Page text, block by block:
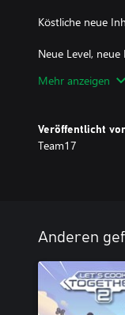
Köstliche neue
Neue Level,
Mehrere Modi!
neu in All You
weniger hektisch
Overcooked! All
können! Die
Leseschwäche
Reise zurück
epischen
Mehr anzeigen
Veröffentlicht
Team17
Anderen